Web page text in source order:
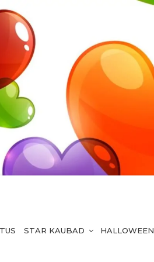
STAR KAUBAD HALLOWEEN